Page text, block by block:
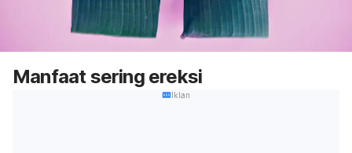
Manfaat sering ereksi
Iklan